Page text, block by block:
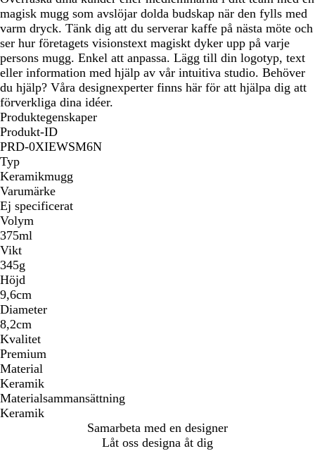
magisk mugg som avslöjar dolda budskap när den fylls med
varm dryck. Tänk dig att du serverar kaffe på nästa möte och
ser hur företagets visionstext magiskt dyker upp på varje
persons mugg. Enkel att anpassa. Lägg till din logotyp, text
eller information med hjälp av vår intuitiva studio. Behöver
du hjälp? Våra designexperter finns här för att hjälpa dig att
förverkliga dina idéer.
Produktegenskaper
Produkt-ID
PRD-0XIEWSM6N
Typ
Keramikmugg
Varumärke
Ej specificerat
Volym
375ml
Vikt
345g
Höjd
9,6cm
Diameter
8,2cm
Kvalitet
Premium
Material
Keramik
Materialsammansättning
Keramik
Samarbeta med en designer
Låt oss designa åt dig